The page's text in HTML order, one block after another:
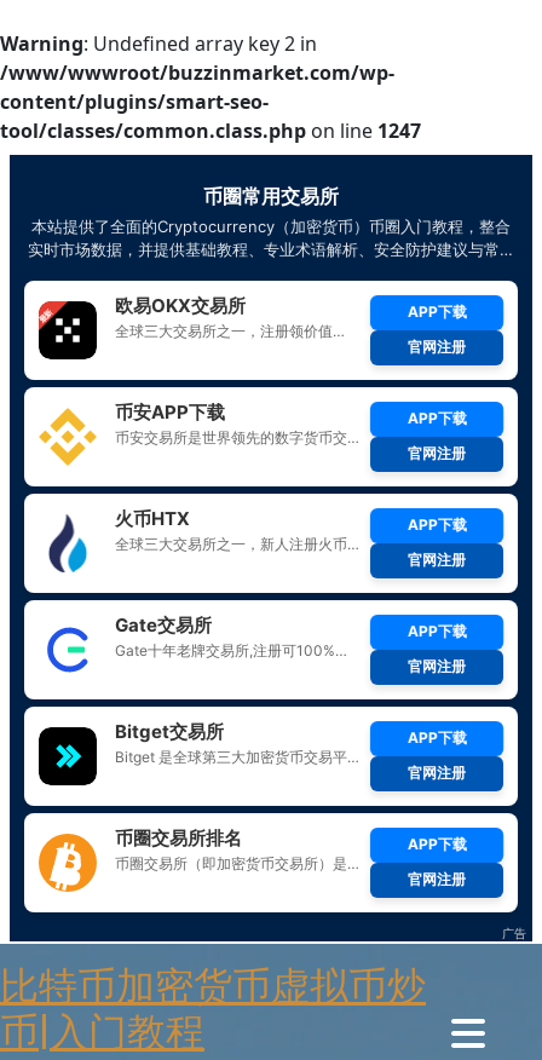
Warning: Undefined array key 2 in
/www/wwwroot/buzzinmarket.com/wp-
content/plugins/smart-seo-
tool/classes/common.class.php on line 1247
to
content
比特币加密货币虚拟币炒
币|入门教程